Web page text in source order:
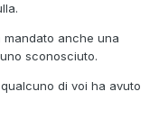
anche una
sconosciuto.
di voi ha avuto